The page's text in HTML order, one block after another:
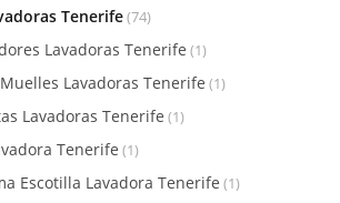
Tenerife(74)
Lavadoras Tenerife (1)
Lavadoras Tenerife (1)
Lavadoras Tenerife (1)
Tenerife (1)
Escotilla Lavadora Tenerife (1)